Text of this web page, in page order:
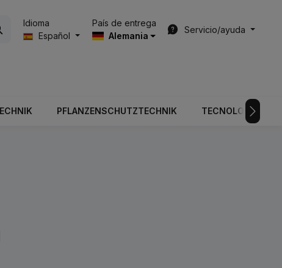
Idioma
Español
País de entrega
Alemania
Servicio/ayuda
PFLANZENSCHUTZTECHNIK TECNOLOGÍA DE